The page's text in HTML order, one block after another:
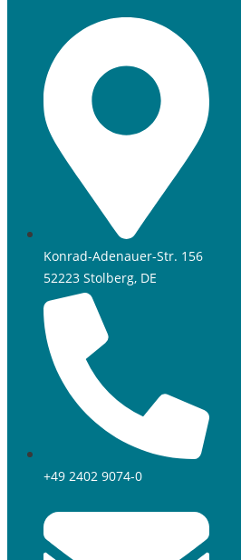
Konrad-Adenauer-Str. 156
52223 Stolberg, DE
+49 2402 9074-0